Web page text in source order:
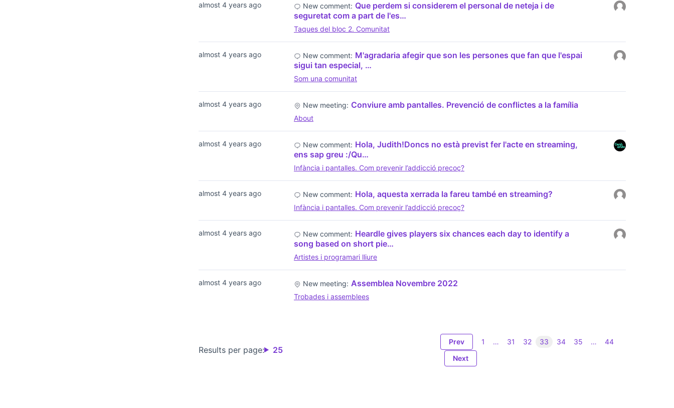
almost 4 years ago New comment: Que perdem si considerem el personal de neteja i de
seguretat com a part de l'es…
Taques del bloc 2. Comunitat
almost 4 years ago New comment: M'agradaria afegir que son les persones que fan que l'espai
sigui tan especial, …
Som una comunitat
almost 4 years ago New meeting: Conviure amb pantalles. Prevenció de conflictes a la família
About
almost 4 years ago New comment: Hola, Judith!Doncs no està previst fer l'acte en streaming,
ens sap greu :/Qu…
Infància i pantalles. Com prevenir l’addicció precoç?
almost 4 years ago New comment: Hola, aquesta xerrada la fareu també en streaming?
Infància i pantalles. Com prevenir l’addicció precoç?
almost 4 years ago New comment: Heardle gives players six chances each day to identify a
song based on short pie…
Artistes i programari lliure
almost 4 years ago New meeting: Assemblea Novembre 2022
Trobades i assemblees
Results per page: 25
Prev 1 … 31 32 33 34 35 …
44
Next